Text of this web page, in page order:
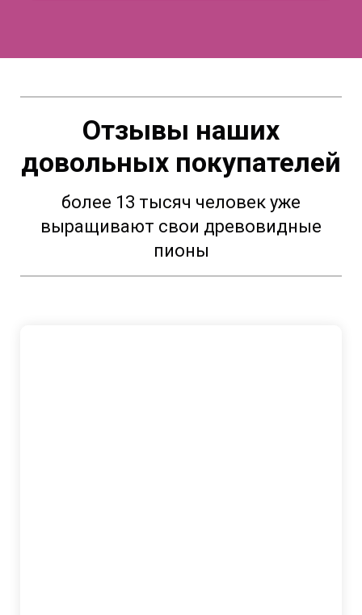
Отзывы наших
довольных покупателей
более 13 тысяч человек уже
выращивают свои древовидные
пионы